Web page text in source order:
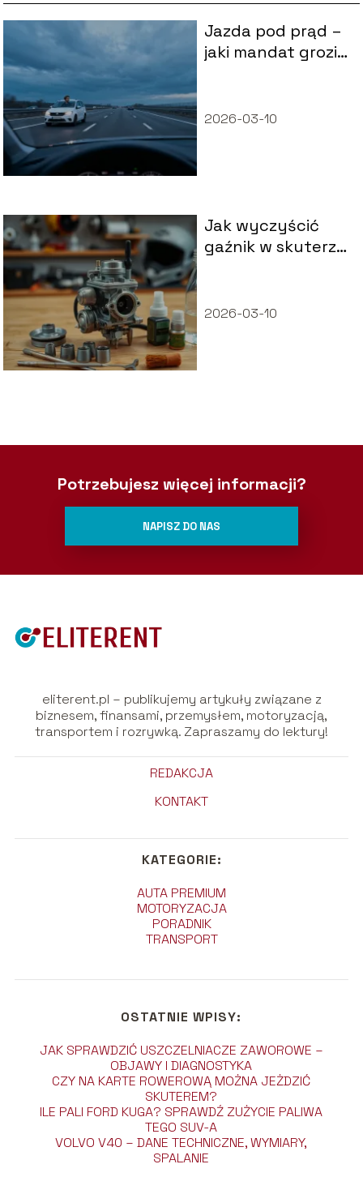
Jazda pod prąd –
jaki mandat grozi
2026-03-10
Jak wyczyścić
gaźnik w skuterze
2026-03-10
Potrzebujesz więcej informacji?
NAPISZ DO NAS
eliterent.pl – publikujemy artykuły związane z
biznesem, finansami, przemysłem, motoryzacją,
transportem i rozrywką. Zapraszamy do lektury!
REDAKCJA
KONTAKT
KATEGORIE:
AUTA PREMIUM
MOTORYZACJA
PORADNIK
TRANSPORT
OSTATNIE WPISY:
JAK SPRAWDZIĆ USZCZELNIACZE ZAWOROWE –
OBJAWY I DIAGNOSTYKA
CZY NA KARTE ROWEROWĄ MOŻNA JEŻDZIĆ
SKUTEREM?
ILE PALI FORD KUGA? SPRAWDŹ ZUŻYCIE PALIWA
TEGO SUV-A
VOLVO V40 – DANE TECHNICZNE, WYMIARY,
SPALANIE